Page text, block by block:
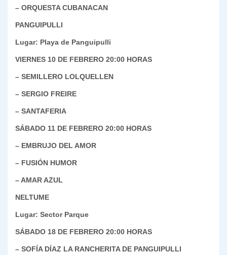
– ORQUESTA CUBANACAN
PANGUIPULLI
Lugar: Playa de Panguipulli
VIERNES 10 DE FEBRERO 20:00 HORAS
– SEMILLERO LOLQUELLEN
– SERGIO FREIRE
– SANTAFERIA
SÁBADO 11 DE FEBRERO 20:00 HORAS
– EMBRUJO DEL AMOR
– FUSIÓN HUMOR
– AMAR AZUL
NELTUME
Lugar: Sector Parque
SÁBADO 18 DE FEBRERO 20:00 HORAS
– SOFÍA DÍAZ LA RANCHERITA DE PANGUIPULLI